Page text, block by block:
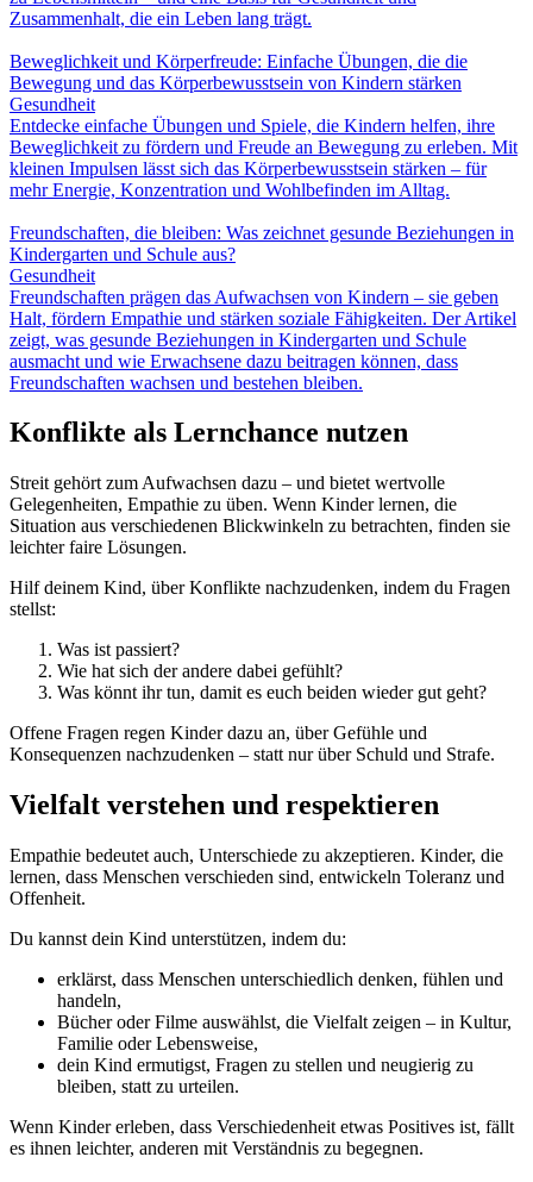
Zusammenhalt, die ein Leben lang trägt.
Beweglichkeit und Körperfreude: Einfache Übungen, die die
Bewegung und das Körperbewusstsein von Kindern stärken
Gesundheit
Entdecke einfache Übungen und Spiele, die Kindern helfen, ihre
Beweglichkeit zu fördern und Freude an Bewegung zu erleben. Mit
kleinen Impulsen lässt sich das Körperbewusstsein stärken – für
mehr Energie, Konzentration und Wohlbefinden im Alltag.
Freundschaften, die bleiben: Was zeichnet gesunde Beziehungen in
Kindergarten und Schule aus?
Gesundheit
Freundschaften prägen das Aufwachsen von Kindern – sie geben
Halt, fördern Empathie und stärken soziale Fähigkeiten. Der Artikel
zeigt, was gesunde Beziehungen in Kindergarten und Schule
ausmacht und wie Erwachsene dazu beitragen können, dass
Freundschaften wachsen und bestehen bleiben.
Konflikte als Lernchance nutzen
Streit gehört zum Aufwachsen dazu – und bietet wertvolle
Gelegenheiten, Empathie zu üben. Wenn Kinder lernen, die
Situation aus verschiedenen Blickwinkeln zu betrachten, finden sie
leichter faire Lösungen.
Hilf deinem Kind, über Konflikte nachzudenken, indem du Fragen
stellst:
Was ist passiert?
Wie hat sich der andere dabei gefühlt?
Was könnt ihr tun, damit es euch beiden wieder gut geht?
Offene Fragen regen Kinder dazu an, über Gefühle und
Konsequenzen nachzudenken – statt nur über Schuld und Strafe.
Vielfalt verstehen und respektieren
Empathie bedeutet auch, Unterschiede zu akzeptieren. Kinder, die
lernen, dass Menschen verschieden sind, entwickeln Toleranz und
Offenheit.
Du kannst dein Kind unterstützen, indem du:
erklärst, dass Menschen unterschiedlich denken, fühlen und
handeln,
Bücher oder Filme auswählst, die Vielfalt zeigen – in Kultur,
Familie oder Lebensweise,
dein Kind ermutigst, Fragen zu stellen und neugierig zu
bleiben, statt zu urteilen.
Wenn Kinder erleben, dass Verschiedenheit etwas Positives ist, fällt
es ihnen leichter, anderen mit Verständnis zu begegnen.